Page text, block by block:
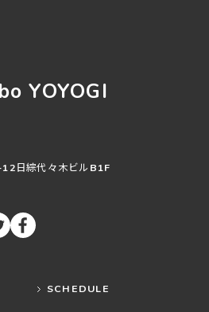
YOYOGI
日綜代々木ビルB1F
SCHEDULE